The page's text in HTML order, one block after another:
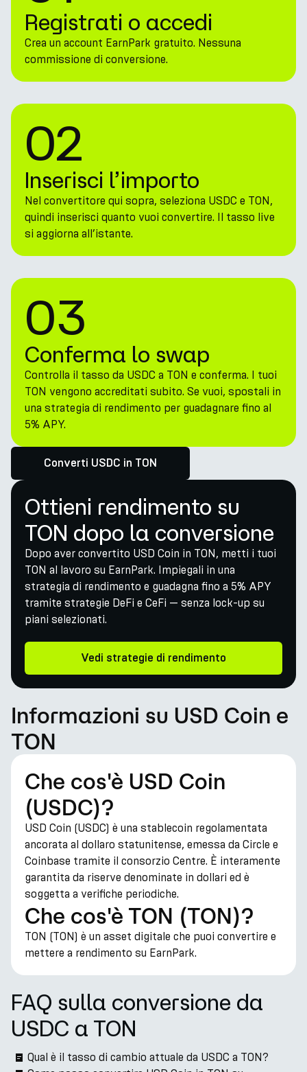
Registrati o accedi
Crea un account EarnPark gratuito. Nessuna
commissione di conversione.
02
Inserisci l’importo
Nel convertitore qui sopra, seleziona USDC e TON,
quindi inserisci quanto vuoi convertire. Il tasso live
si aggiorna all’istante.
03
Conferma lo swap
Controlla il tasso da USDC a TON e conferma. I tuoi
TON vengono accreditati subito. Se vuoi, spostali in
una strategia di rendimento per guadagnare fino al
5% APY.
Converti USDC in TON
Ottieni rendimento su
TON dopo la conversione
Dopo aver convertito USD Coin in TON, metti i tuoi
TON al lavoro su EarnPark. Impiegali in una
strategia di rendimento e guadagna fino a 5% APY
tramite strategie DeFi e CeFi — senza lock-up su
piani selezionati.
Vedi strategie di rendimento
Informazioni su USD Coin e
TON
Che cos'è USD Coin
(USDC)?
USD Coin (USDC) è una stablecoin regolamentata
ancorata al dollaro statunitense, emessa da Circle e
Coinbase tramite il consorzio Centre. È interamente
garantita da riserve denominate in dollari ed è
soggetta a verifiche periodiche.
Che cos'è TON (TON)?
TON (TON) è un asset digitale che puoi convertire e
mettere a rendimento su EarnPark.
FAQ sulla conversione da
USDC a TON
Qual è il tasso di cambio attuale da USDC a TON?